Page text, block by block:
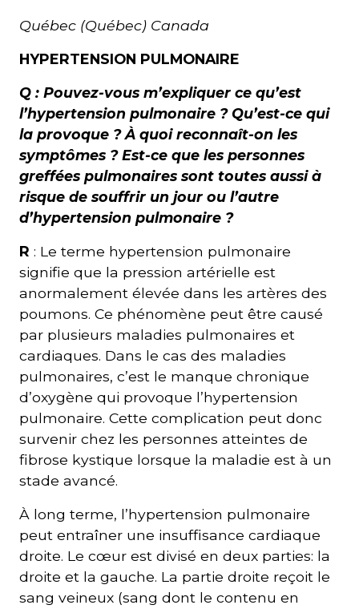
Québec (Québec) Canada
HYPERTENSION PULMONAIRE
Q : Pouvez-vous m’expliquer ce qu’est
l’hypertension pulmonaire ? Qu’est-ce qui
la provoque ? À quoi reconnaît-on les
symptômes ? Est-ce que les personnes
greffées pulmonaires sont toutes aussi à
risque de souffrir un jour ou l’autre
d’hypertension pulmonaire ?
R : Le terme hypertension pulmonaire
signifie que la pression artérielle est
anormalement élevée dans les artères des
poumons. Ce phénomène peut être causé
par plusieurs maladies pulmonaires et
cardiaques. Dans le cas des maladies
pulmonaires, c’est le manque chronique
d’oxygène qui provoque l’hypertension
pulmonaire. Cette complication peut donc
survenir chez les personnes atteintes de
fibrose kystique lorsque la maladie est à un
stade avancé.
À long terme, l’hypertension pulmonaire
peut entraîner une insuffisance cardiaque
droite. Le cœur est divisé en deux parties: la
droite et la gauche. La partie droite reçoit le
sang veineux (sang dont le contenu en